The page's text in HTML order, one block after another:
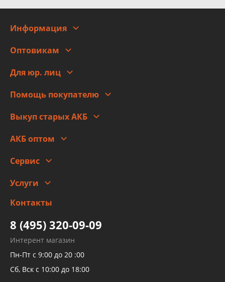
Информация
Адреса
Новости
Правовая информация
Оптовикам
Для юр. лиц
Помощь покупателю
Оплата
Гарантии и возврат
Выкуп старых АКБ
АКБ оптом
Сервис
Заправка кондиционера авто
Детейлинг
Услуги
высокого давления
Тормозных трубок
Рукавов гидроусилителей
Рукавов компрессоров и турбин
Трубок кондиционеров
Контакты
8 (495) 320-09-09
Интерент магазин
Пн-Пт с 9:00 до 20 :00
Сб, Вск с 10:00 до 18:00